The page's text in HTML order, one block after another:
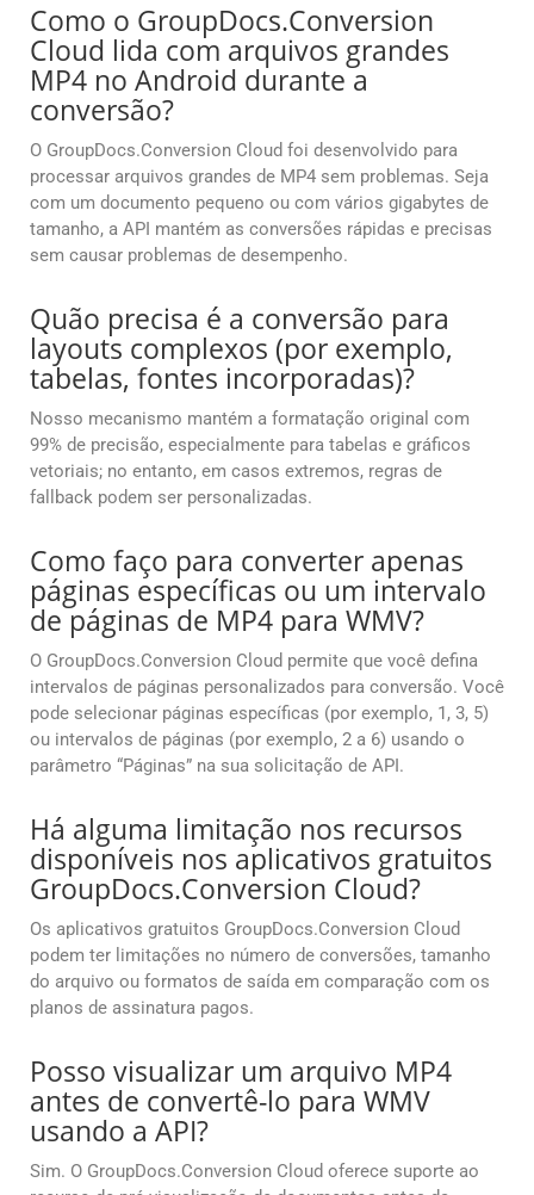
Como o GroupDocs.Conversion
Cloud lida com arquivos grandes
MP4 no Android durante a
conversão?
O GroupDocs.Conversion Cloud foi desenvolvido para
processar arquivos grandes de MP4 sem problemas. Seja
com um documento pequeno ou com vários gigabytes de
tamanho, a API mantém as conversões rápidas e precisas
sem causar problemas de desempenho.
Quão precisa é a conversão para
layouts complexos (por exemplo,
tabelas, fontes incorporadas)?
Nosso mecanismo mantém a formatação original com
99% de precisão, especialmente para tabelas e gráficos
vetoriais; no entanto, em casos extremos, regras de
fallback podem ser personalizadas.
Como faço para converter apenas
páginas específicas ou um intervalo
de páginas de MP4 para WMV?
O GroupDocs.Conversion Cloud permite que você defina
intervalos de páginas personalizados para conversão. Você
pode selecionar páginas específicas (por exemplo, 1, 3, 5)
ou intervalos de páginas (por exemplo, 2 a 6) usando o
parâmetro “Páginas” na sua solicitação de API.
Há alguma limitação nos recursos
disponíveis nos aplicativos gratuitos
GroupDocs.Conversion Cloud?
Os aplicativos gratuitos GroupDocs.Conversion Cloud
podem ter limitações no número de conversões, tamanho
do arquivo ou formatos de saída em comparação com os
planos de assinatura pagos.
Posso visualizar um arquivo MP4
antes de convertê-lo para WMV
usando a API?
Sim. O GroupDocs.Conversion Cloud oferece suporte ao